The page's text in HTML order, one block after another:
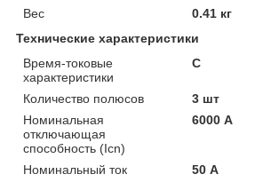
Вес
0.41 кг
Технические характеристики
Время-токовые
характеристики
C
Количество полюсов
3 шт
Номинальная
отключающая
способность (Icn)
6000 А
Номинальный ток
50 А